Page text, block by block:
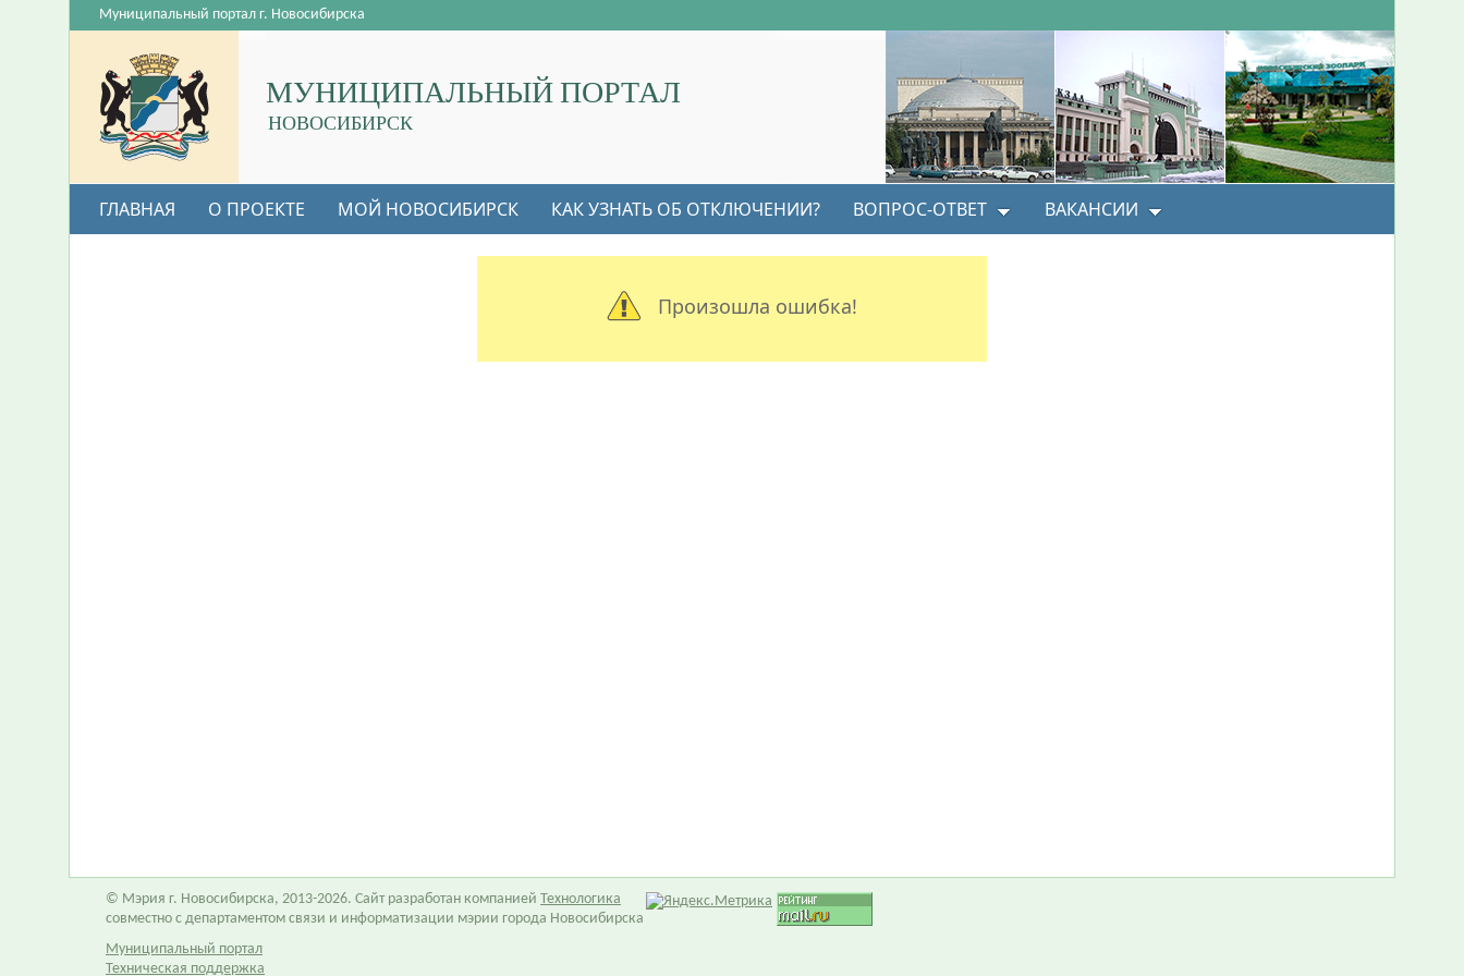
МУНИЦИПАЛЬНЫЙ ПОРТАЛ
НОВОСИБИРСК
Муниципальный портал г. Новосибирска
ГЛАВНАЯ О ПРОЕКТЕ МОЙ НОВОСИБИРСК КАК УЗНАТЬ ОБ ОТКЛЮЧЕНИИ? ВОПРОС-ОТВЕТ ВАКАНСИИ
Произошла ошибка!
© Мэрия г. Новосибирска, 2013-2026. Сайт разработан компанией Технологика
совместно с департаментом связи и информатизации мэрии города Новосибирска
Муниципальный портал
Техническая поддержка